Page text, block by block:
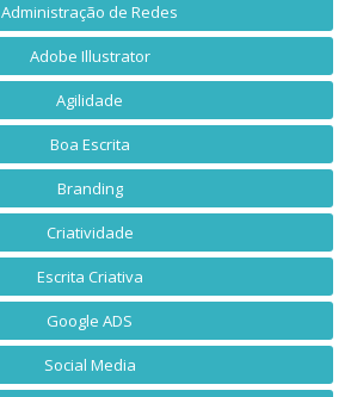
Administração de Redes
Adobe Illustrator
Agilidade
Boa Escrita
Branding
Criatividade
Escrita Criativa
Google ADS
Social Media